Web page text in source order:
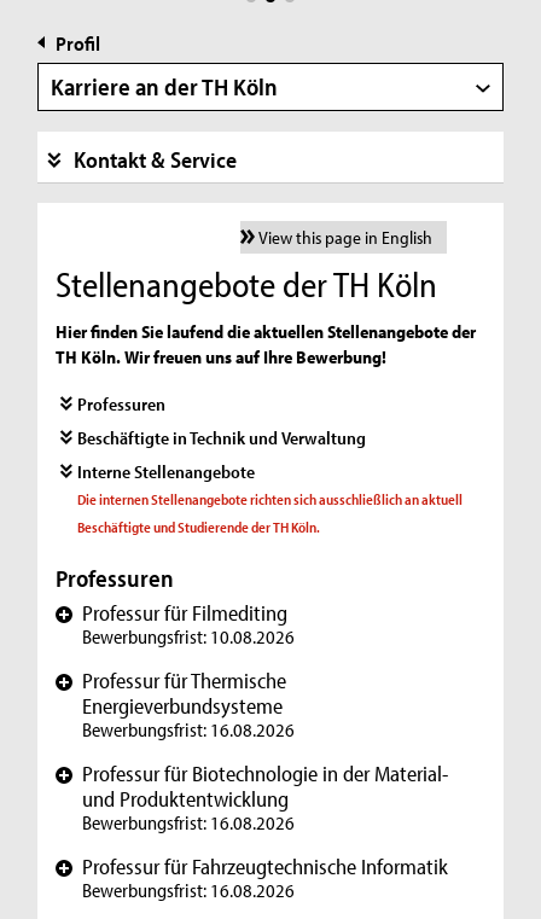
Profil
Karriere an der TH Köln
Kontakt & Service
View this page in English
Stellenangebote der TH Köln
Hier finden Sie laufend die aktuellen Stellenangebote der
TH Köln. Wir freuen uns auf Ihre Bewerbung!
Professuren
Beschäftigte in Technik und Verwaltung
Interne Stellenangebote
Die internen Stellenangebote richten sich ausschließlich an aktuell
Beschäftigte und Studierende der TH Köln.
Professuren
+ Professur für Filmediting
Bewerbungsfrist: 10.08.2026
+ Professur für Thermische
Energieverbundsysteme
Bewerbungsfrist: 16.08.2026
+ Professur für Biotechnologie in der Material-
und Produktentwicklung
Bewerbungsfrist: 16.08.2026
+ Professur für Fahrzeugtechnische Informatik
Bewerbungsfrist: 16.08.2026